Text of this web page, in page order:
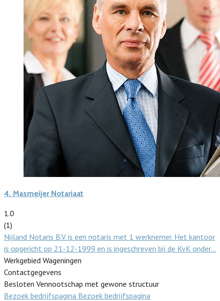
4. Masmeijer Notariaat
1.0
(1)
Nijland Notaris B.V. is een notaris met 1 werknemer. Het kantoor
is opgericht op 21-12-1999 en is ingeschreven bij de KvK onder…
Werkgebied Wageningen
Contactgegevens
Besloten Vennootschap met gewone structuur
Bezoek bedrijfspagina Bezoek bedrijfspagina